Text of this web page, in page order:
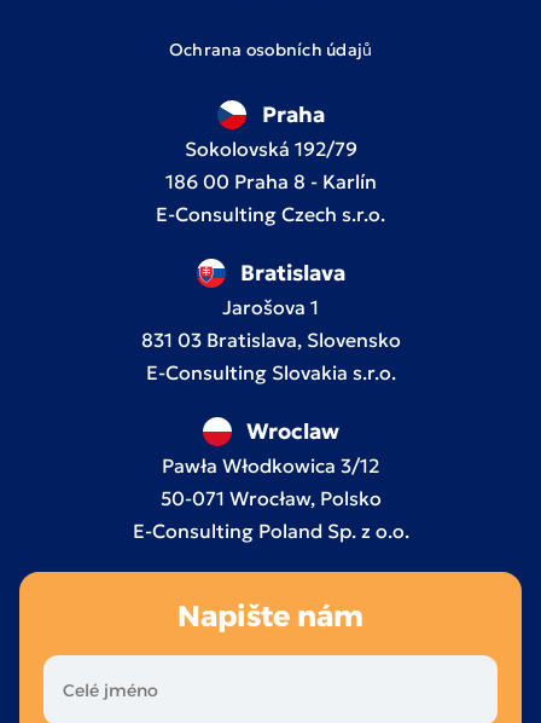
Ochrana osobních údajů
Praha
Sokolovská 192/79
186 00 Praha 8 - Karlín
E-Consulting Czech s.r.o.
Bratislava
Jarošova 1
831 03 Bratislava, Slovensko
E-Consulting Slovakia s.r.o.
Wroclaw
Pawła Włodkowica 3/12
50-071 Wrocław, Polsko
E-Consulting Poland Sp. z o.o.
Napište nám